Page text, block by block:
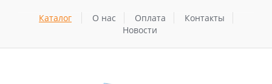
Каталог О нас Оплата
Контакты
Новости